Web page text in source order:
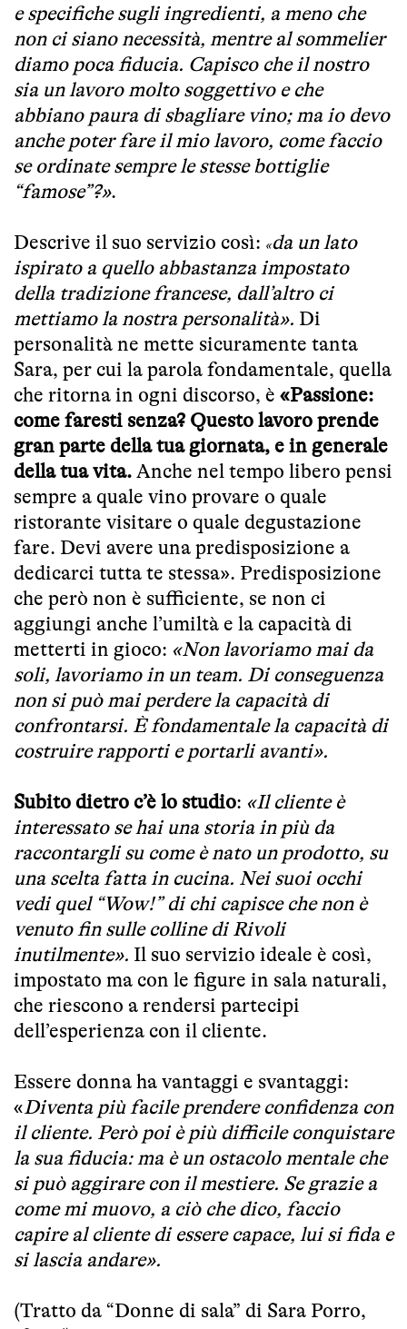
e specifiche sugli ingredienti, a meno che
non ci siano necessità, mentre al sommelier
diamo poca fiducia. Capisco che il nostro
sia un lavoro molto soggettivo e che
abbiano paura di sbagliare vino; ma io devo
anche poter fare il mio lavoro, come faccio
se ordinate sempre le stesse bottiglie
“famose”?».
Descrive il suo servizio così: «da un lato
ispirato a quello abbastanza impostato
della tradizione francese, dall’altro ci
mettiamo la nostra personalità». Di
personalità ne mette sicuramente tanta
Sara, per cui la parola fondamentale, quella
che ritorna in ogni discorso, è «Passione:
come faresti senza? Questo lavoro prende
gran parte della tua giornata, e in generale
della tua vita. Anche nel tempo libero pensi
sempre a quale vino provare o quale
ristorante visitare o quale degustazione
fare. Devi avere una predisposizione a
dedicarci tutta te stessa». Predisposizione
che però non è sufficiente, se non ci
aggiungi anche l’umiltà e la capacità di
metterti in gioco: «Non lavoriamo mai da
soli, lavoriamo in un team. Di conseguenza
non si può mai perdere la capacità di
confrontarsi. È fondamentale la capacità di
costruire rapporti e portarli avanti».
Subito dietro c’è lo studio: «Il cliente è
interessato se hai una storia in più da
raccontargli su come è nato un prodotto, su
una scelta fatta in cucina. Nei suoi occhi
vedi quel “Wow!” di chi capisce che non è
venuto fin sulle colline di Rivoli
inutilmente». Il suo servizio ideale è così,
impostato ma con le figure in sala naturali,
che riescono a rendersi partecipi
dell’esperienza con il cliente.
Essere donna ha vantaggi e svantaggi:
«Diventa più facile prendere confidenza con
il cliente. Però poi è più difficile conquistare
la sua fiducia: ma è un ostacolo mentale che
si può aggirare con il mestiere. Se grazie a
come mi muovo, a ciò che dico, faccio
capire al cliente di essere capace, lui si fida e
si lascia andare».
(Tratto da “Donne di sala” di Sara Porro,